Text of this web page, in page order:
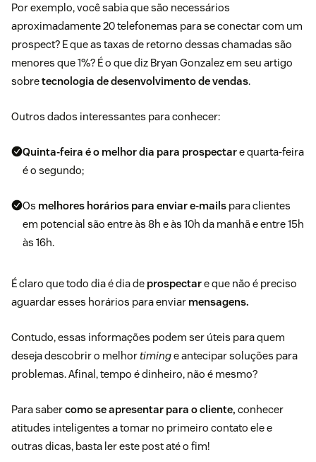
Por exemplo, você sabia que são necessários
aproximadamente 20 telefonemas para se conectar com um
prospect? E que as taxas de retorno dessas chamadas são
menores que 1%? É o que diz Bryan Gonzalez em seu artigo
sobretecnologia de desenvolvimento de vendas.
Outros dados interessantes para conhecer:
Quinta-feira é o melhor dia para prospectare quarta-feira
é o segundo;
Os melhores horários para enviar e-mails para clientes
em potencial são entre às 8h e às 10h da manhã e entre 15h
às 16h.
É claro que todo dia é dia de prospectare que não é preciso
aguardar esses horários para enviar mensagens.
Contudo, essas informações podem ser úteis para quem
deseja descobrir o melhortiminge antecipar soluções para
problemas. Afinal, tempo é dinheiro, não é mesmo?
Para sabercomo se apresentar para o cliente, conhecer
atitudes inteligentes a tomar no primeiro contato ele e
outras dicas, basta ler este post até o fim!